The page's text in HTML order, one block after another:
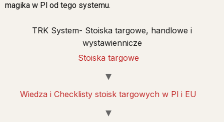
magika w Pl od tego systemu.
TRK System- Stoiska targowe, handlowe i
wystawiennicze
Stoiska targowe
Wiedza i Checklisty stoisk targowych w Pl i EU